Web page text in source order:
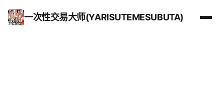
一次性交易大师(YARISUTEMESUBUTA)